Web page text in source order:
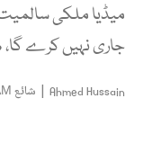
میڈیا ملکی
جاری نہیں کرے
Ahmed Hussain
| شائع